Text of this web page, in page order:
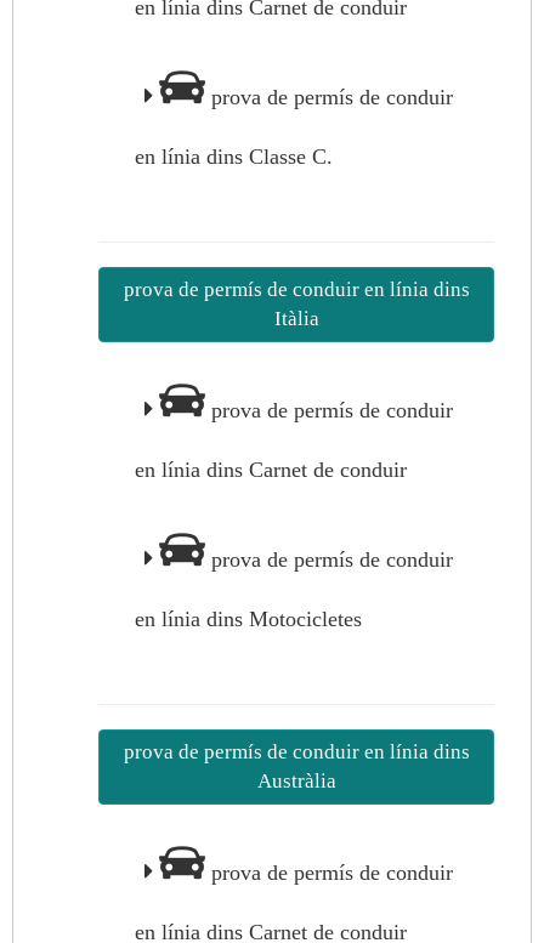
en línia dins Carnet de conduir
prova de permís de conduir
en línia dins Classe C.
prova de permís de conduir en línia dins
Itàlia
prova de permís de conduir
en línia dins Carnet de conduir
prova de permís de conduir
en línia dins Motocicletes
prova de permís de conduir en línia dins
Austràlia
prova de permís de conduir
en línia dins Carnet de conduir